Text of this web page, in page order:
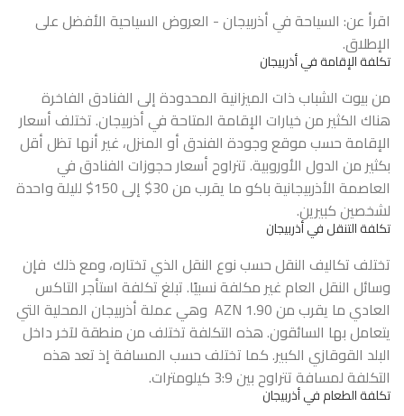
اقرأ عن: السياحة في أذربيجان- العروض السياحية الأفضل على
الإطلاق.
تكلفة الإقامة في أذربيجان
من بيوت الشباب ذات الميزانية المحدودة إلى الفنادق الفاخرة
هناك الكثير من خيارات الإقامة المتاحة في أذربيجان. تختلف أسعار
الإقامة حسب موقع وجودة الفندق أو المنزل، غير أنها تظل أقل
بكثير من الدول الأوروبية. تتراوح أسعار حجوزات الفنادق في
العاصمة الأذربيجانية باكو ما يقرب من 30$ إلى 150$ لليلة واحدة
لشخصين كبيرين.
تكلفة التنقل في أذربيجان
تختلف تكاليف النقل حسب نوع النقل الذي تختاره، ومع ذلك فإن
وسائل النقل العام غير مكلفة نسبيًا. تبلغ تكلفة استأجر التاكس
العادي ما يقرب من 1.90 AZN وهي عملة أذربيجان المحلية التي
يتعامل بها السائقون. هذه التكلفة تختلف من منطقة لآخر داخل
البلد القوقازي الكبير. كما تختلف حسب المسافة إذ تعد هذه
التكلفة لمسافة تتراوح بين 3:9 كيلومترات.
تكلفة الطعام في أذربيجان